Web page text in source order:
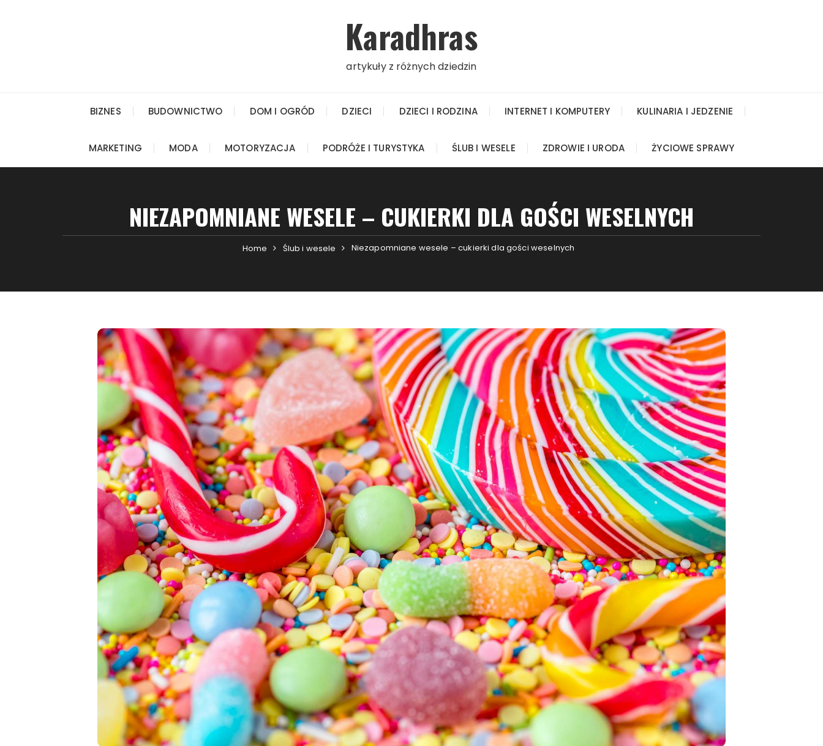
Karadhras
artykuły z różnych dziedzin
BIZNES BUDOWNICTWO DOM I OGRÓD DZIECI DZIECI I RODZINA INTERNET I KOMPUTERY KULINARIA I JEDZENIE
MARKETING MODA MOTORYZACJA PODRÓŻE I TURYSTYKA ŚLUB I WESELE ZDROWIE I URODA ŻYCIOWE SPRAWY
NIEZAPOMNIANE WESELE – CUKIERKI DLA GOŚCI WESELNYCH
Home Ślub i wesele Niezapomniane wesele – cukierki dla gości weselnych